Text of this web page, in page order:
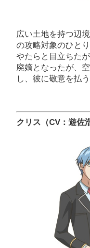
広い土地を持つ辺
の攻略対象のひと
やたらと目立ちた
廃嫡となったが、
し、彼に敬意を払う
クリス（CV：遊佐